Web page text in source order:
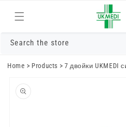
към
съдържанието
Search the store
Home > Products > 7 двойки UKMEDI
информацията
за продукта